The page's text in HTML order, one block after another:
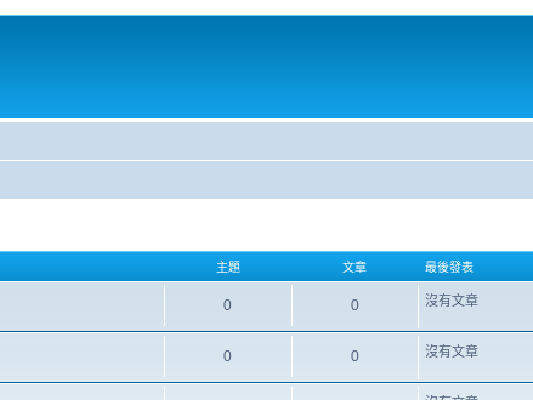
主題 文章 最後發表
0 0 沒有文章
0 0 沒有文章